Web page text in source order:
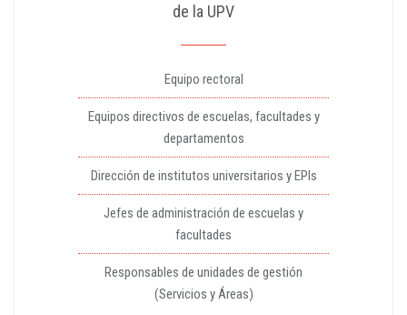
de la UPV
Equipo rectoral
Equipos directivos de escuelas, facultades y
departamentos
Dirección de institutos universitarios y EPIs
Jefes de administración de escuelas y
facultades
Responsables de unidades de gestión
(Servicios y Áreas)